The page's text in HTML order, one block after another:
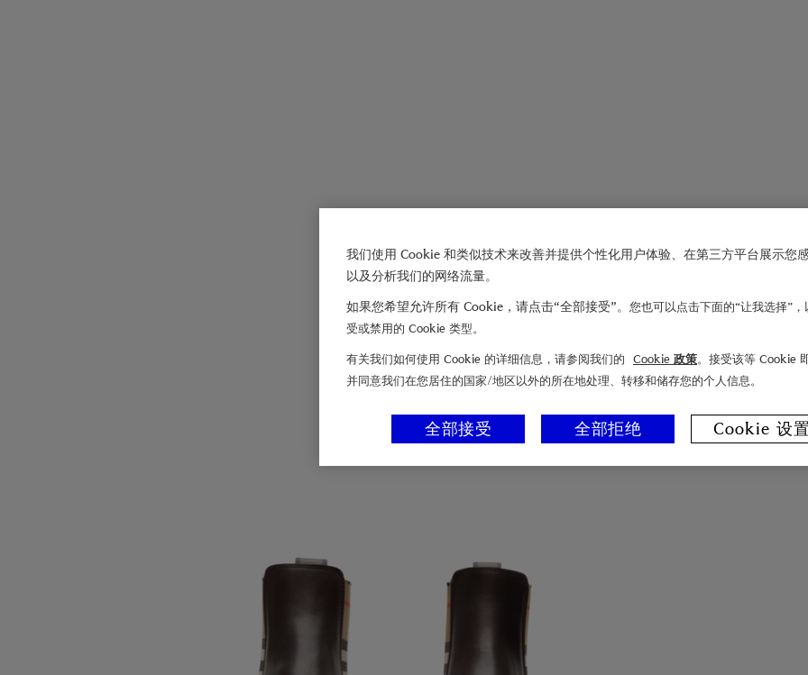
我们使用 Cookie 和类似技术来改善并提供个性化用户体验、在第三方平台展示您
以及分析我们的网络流量。
如果您希望允许所有 Cookie，请点击“全部接受”。 您也可以点击下面的“让我选择”
受或禁用的 Cookie 类型。
有关我们如何使用 Cookie 的详细信息，请参阅我们的 Cookie 政策。接受该等 Cookie
并同意我们在您居住的国家/地区以外的所在地处理、转移和储存您的个人信息。
全部拒绝
全部接受 Cookie 设